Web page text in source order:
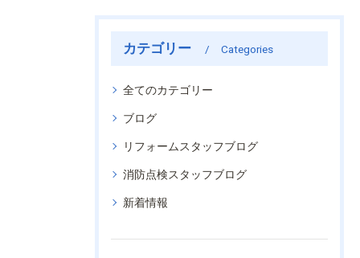
カテゴリー Categories
全てのカテゴリー
ブログ
リフォームスタッフブログ
消防点検スタッフブログ
新着情報